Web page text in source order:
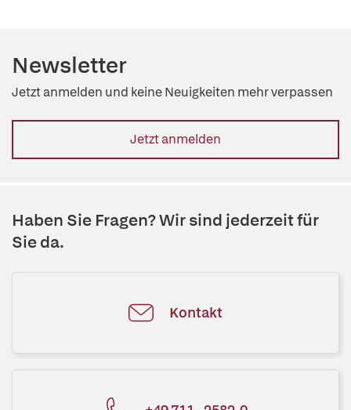
Newsletter
Jetzt anmelden und keine Neuigkeiten mehr verpassen
Jetzt anmelden
Haben Sie Fragen? Wir sind jederzeit für
Sie da.
Kontakt